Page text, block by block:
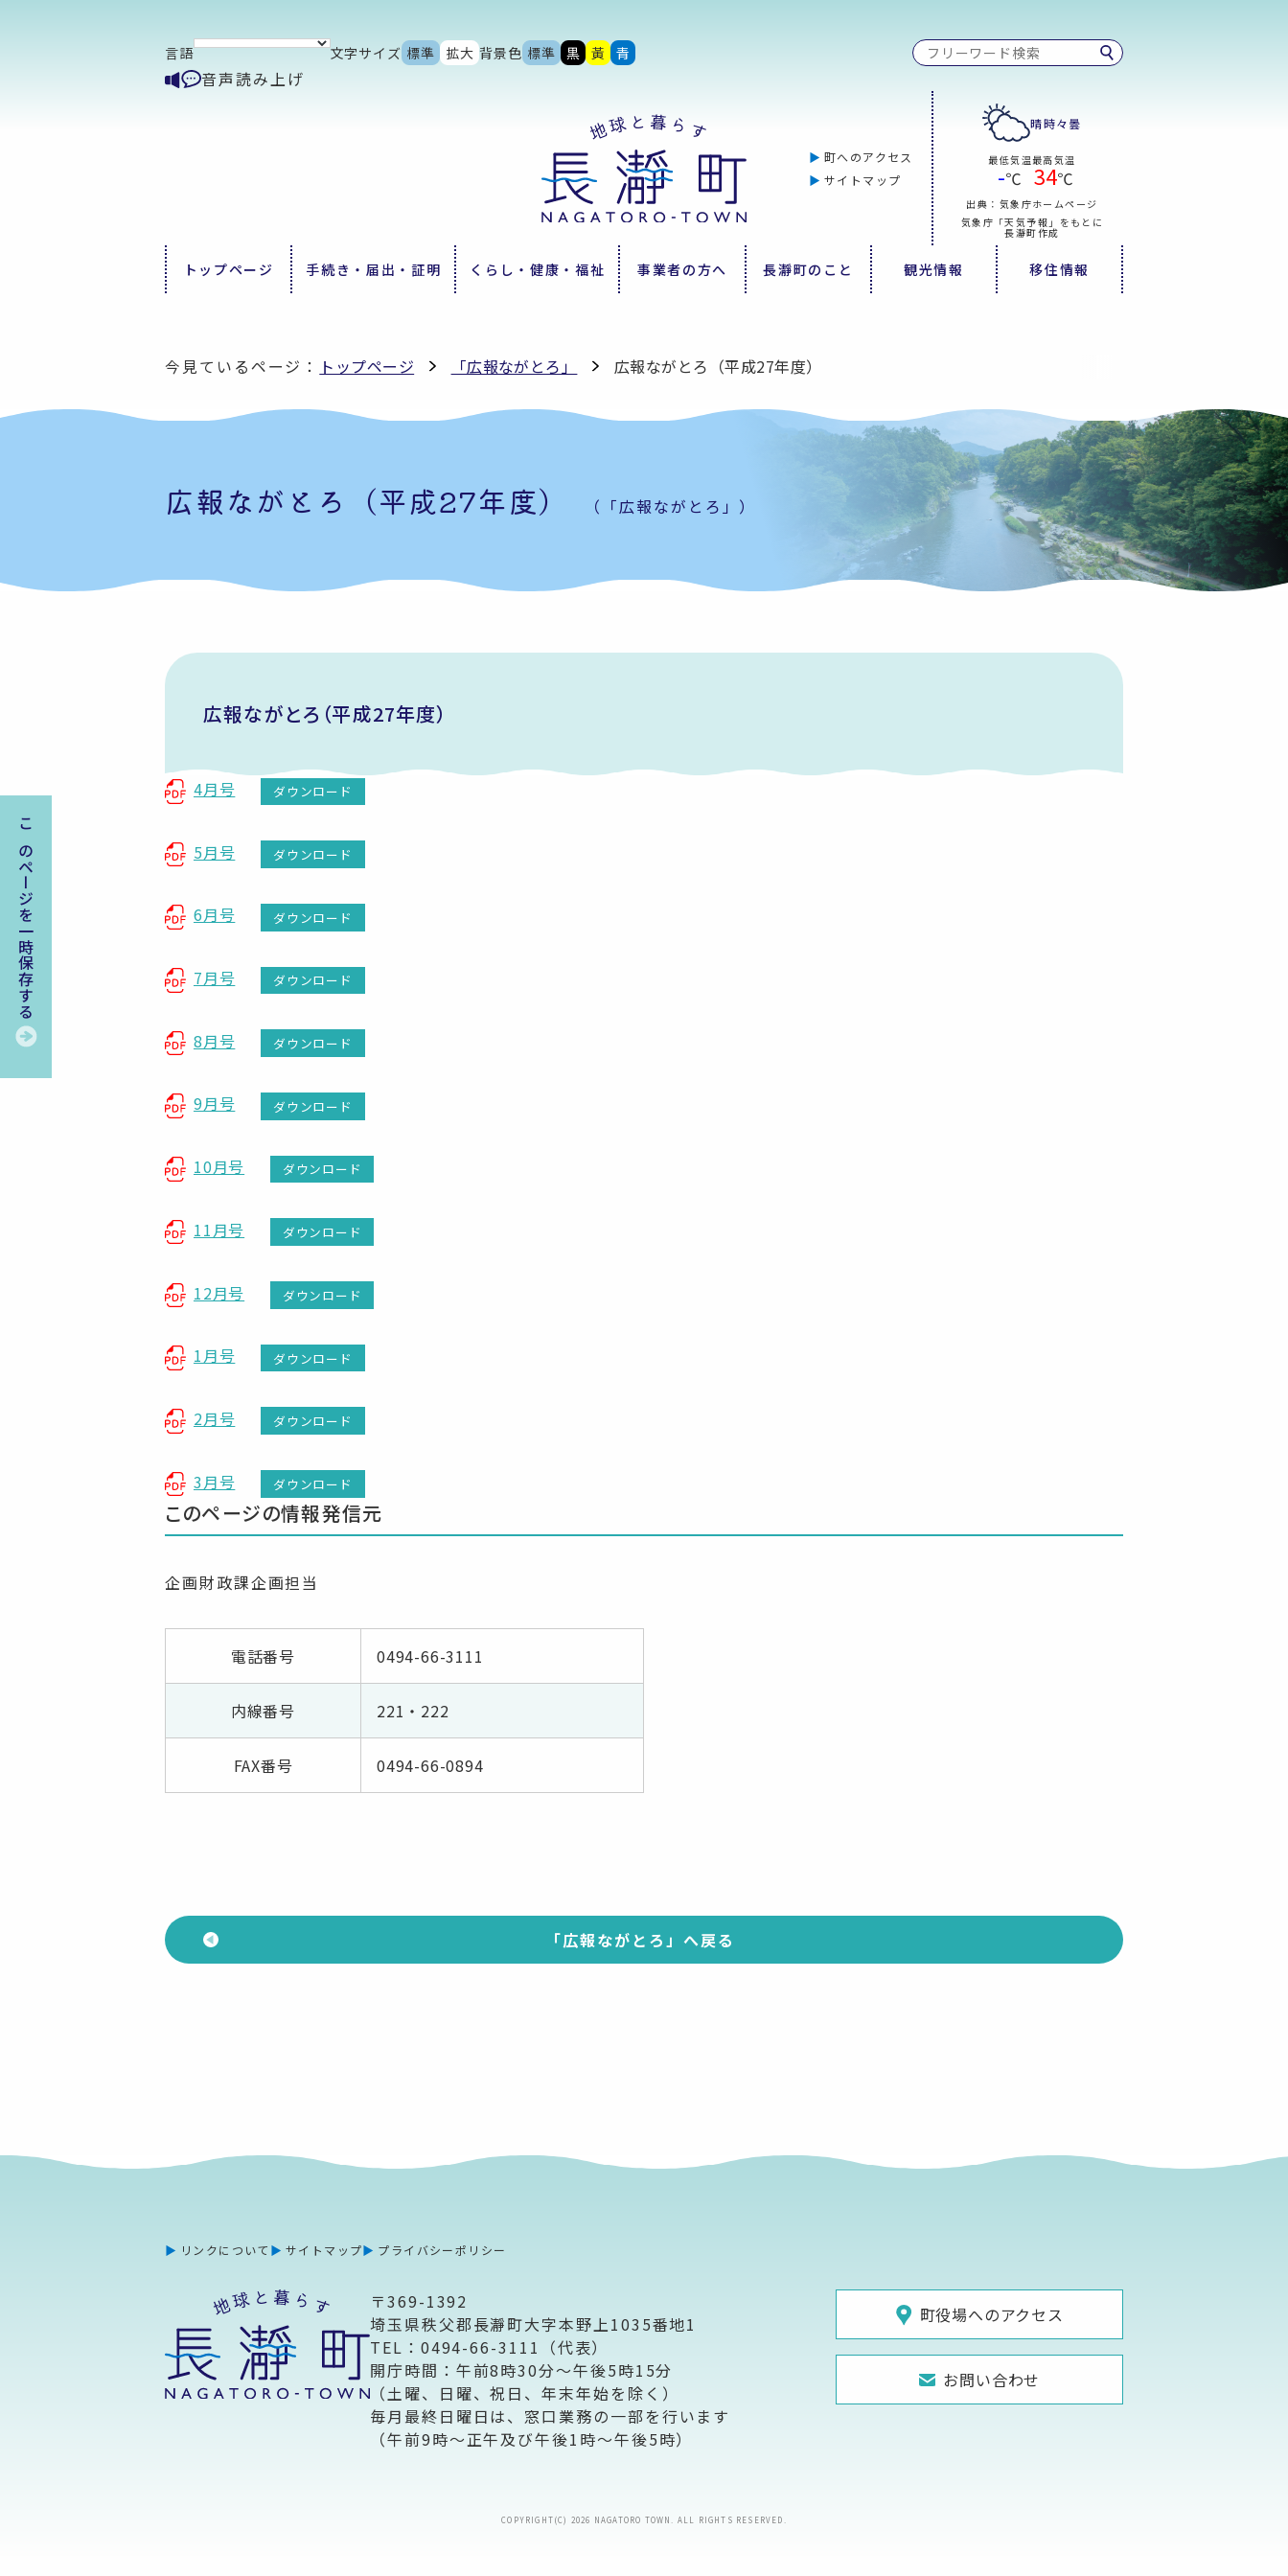
言語 文字サイズ 標準 拡大 背景色 標準 黒 黃 青
音声読み上げ
町へのアクセス
サイトマップ
晴時々曇
最低気温
-℃
最高気温
34℃
出典：気象庁ホームページ
気象庁「天気予報」をもとに
長瀞町作成
トップページ 手続き・届出・証明 くらし・健康・福祉 事業者の方へ 長瀞町のこと 観光情報 移住情報
今見ているページ： トップページ 「広報ながとろ」 広報ながとろ（平成27年度）
広報ながとろ（平成27年度） （「広報ながとろ」）
広報ながとろ（平成27年度）
4月号 ダウンロード
5月号 ダウンロード
6月号 ダウンロード
7月号 ダウンロード
8月号 ダウンロード
9月号 ダウンロード
10月号 ダウンロード
11月号 ダウンロード
12月号 ダウンロード
1月号 ダウンロード
2月号 ダウンロード
3月号 ダウンロード
このページの情報発信元
企画財政課企画担当
電話番号 0494-66-3111
内線番号 221・222
FAX番号 0494-66-0894
「広報ながとろ」へ戻る
このページを一時保存する
リンクについて サイトマップ プライバシーポリシー
〒369-1392
埼玉県秩父郡長瀞町大字本野上1035番地1
TEL：0494-66-3111（代表）
開庁時間：午前8時30分～午後5時15分
（土曜、日曜、祝日、年末年始を除く）
毎月最終日曜日は、窓口業務の一部を行います
（午前9時～正午及び午後1時～午後5時）
町役場へのアクセス
お問い合わせ
COPYRIGHT(C) 2026 NAGATORO TOWN. ALL RIGHTS RESERVED.